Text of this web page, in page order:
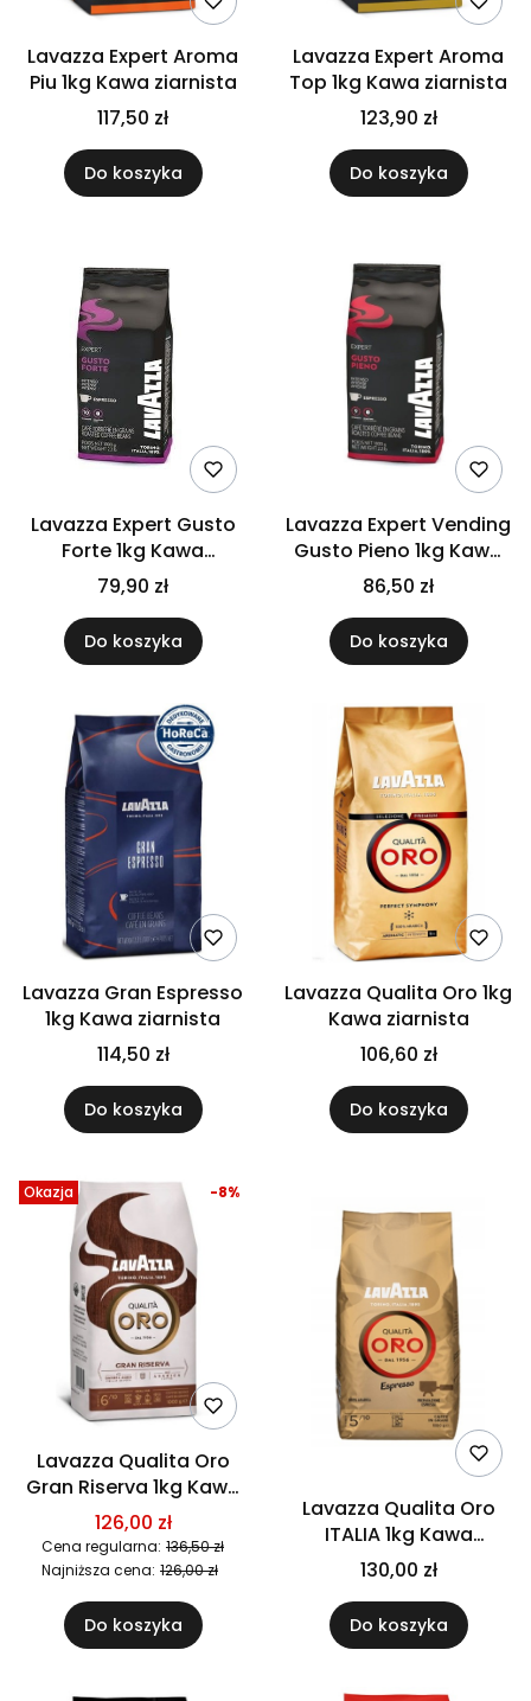
Lavazza Expert Aroma
Piu 1kg Kawa ziarnista
117,50 zł
Do koszyka
Lavazza Expert Aroma
Top 1kg Kawa ziarnista
123,90 zł
Do koszyka
Lavazza Expert Gusto
Forte 1kg Kawa
ziarnista
79,90 zł
Do koszyka
Lavazza Expert Vending
Gusto Pieno 1kg Kawa
ziarnista
86,50 zł
Do koszyka
Lavazza Gran Espresso
1kg Kawa ziarnista
114,50 zł
Do koszyka
Lavazza Qualita Oro 1kg
Kawa ziarnista
106,60 zł
Do koszyka
Okazja
Lavazza Qualita Oro
Gran Riserva 1kg Kawa
ziarnista leżakowana w
beczce po whisky
126,00 zł
Cena regularna: 136,50 zł
-8%
Najniższa cena: 126,00 zł
Do koszyka
Lavazza Qualita Oro
ITALIA 1kg Kawa
ziarnista
130,00 zł
Do koszyka